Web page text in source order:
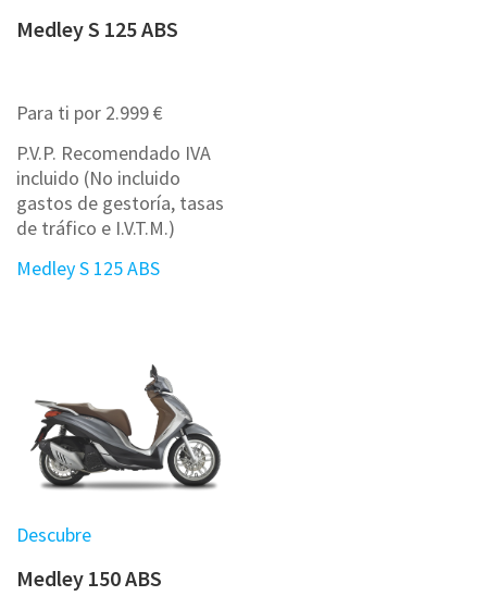
Medley S 125 ABS
Para ti por 2.999 €
P.V.P. Recomendado IVA
incluido (No incluido
gastos de gestoría, tasas
de tráfico e I.V.T.M.)
Medley S 125 ABS
Descubre
Medley 150 ABS